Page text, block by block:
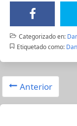
Categorizado en:
Etiquetado como:
Anterior